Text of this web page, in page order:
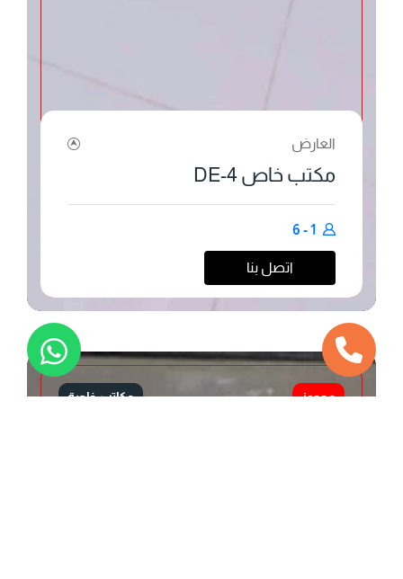
العارض
مكتب خاص 4-DE
1 - 6
اتصل بنا
مكاتب خاصة محجوز